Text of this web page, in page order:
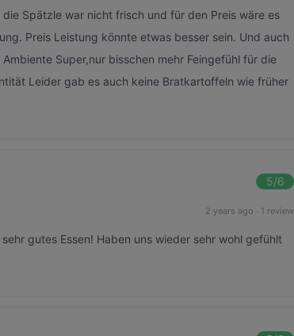
Spätzle war nicht frisch und für den Preis wäre es
Preis Leistung könnte etwas besser sein. Und auch
Super,nur bisschen mehr Feingefühl für die
Leider gab es auch keine Bratkartoffeln wie früher
5/6
2 years ago · 1 review
gutes Essen! Haben uns wieder sehr wohl gefühlt